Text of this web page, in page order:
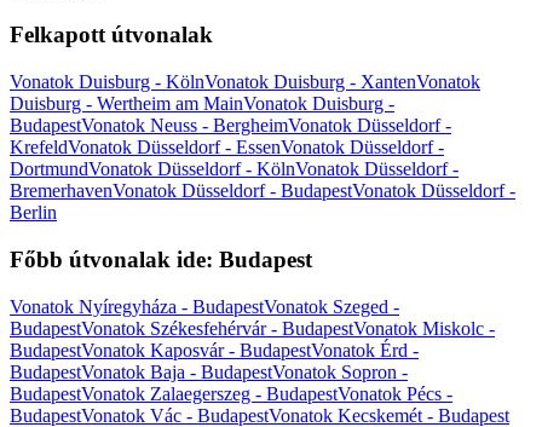
Felkapott útvonalak
Vonatok Duisburg - KölnVonatok Duisburg - XantenVonatok
Duisburg - Wertheim am MainVonatok Duisburg -
BudapestVonatok Neuss - BergheimVonatok Düsseldorf -
KrefeldVonatok Düsseldorf - EssenVonatok Düsseldorf -
DortmundVonatok Düsseldorf - KölnVonatok Düsseldorf -
BremerhavenVonatok Düsseldorf - BudapestVonatok Düsseldorf -
Berlin
Főbb útvonalak ide: Budapest
Vonatok Nyíregyháza - BudapestVonatok Szeged -
BudapestVonatok Székesfehérvár - BudapestVonatok Miskolc -
BudapestVonatok Kaposvár - BudapestVonatok Érd -
BudapestVonatok Baja - BudapestVonatok Sopron -
BudapestVonatok Zalaegerszeg - BudapestVonatok Pécs -
BudapestVonatok Vác - BudapestVonatok Kecskemét - Budapest